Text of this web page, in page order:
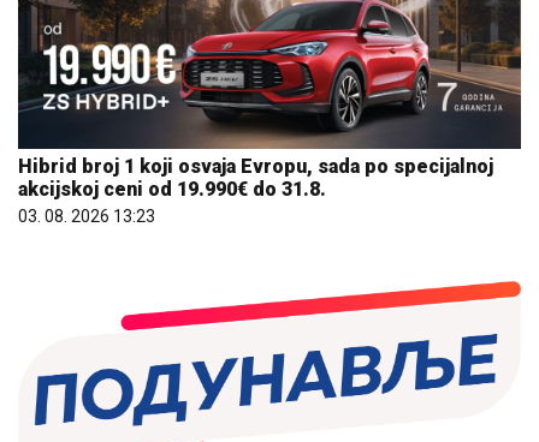
Hibrid broj 1 koji osvaja Evropu, sada po specijalnoj
akcijskoj ceni od 19.990€ do 31.8.
03. 08. 2026 13:23